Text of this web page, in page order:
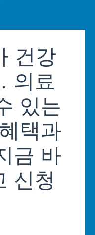
건강
의료
있는
택과
금 바
신청